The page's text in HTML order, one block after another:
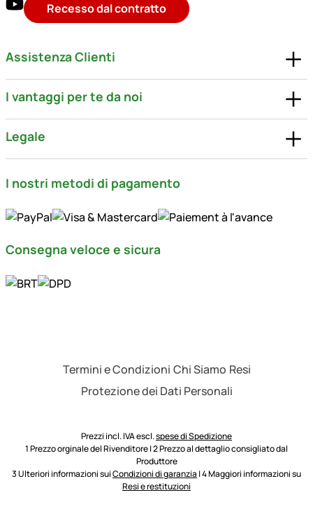
Recesso dal contratto
Assistenza Clienti
I vantaggi per te da noi
Legale
I nostri metodi di pagamento
Consegna veloce e sicura
Termini e Condizioni Chi Siamo Resi
Protezione dei Dati Personali
Prezzi incl. IVA escl.spese di Spedizione
1 Prezzo orginale del Rivenditore | 2 Prezzo al dettaglio consigliato dal
Produttore
3 Ulteriori informazioni suiCondizioni di garanzia | 4 Maggiori informazioni su
Resi e restituzioni